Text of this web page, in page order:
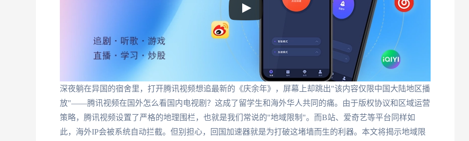
深夜躺在异国的宿舍里，打开腾讯视频想追最新的《庆余年》，屏幕上却跳出"该内容仅限中国大陆地区播
放"——腾讯视频在国外怎么看国内电视剧？这成了留学生和海外华人共同的痛。由于版权协议和区域运营
策略，腾讯视频设置了严格的地理围栏，也就是我们常说的"地域限制"。而B站、爱奇艺等平台同样如
此，海外IP会被系统自动拦截。但别担心，回国加速器就是为打破这堵墙而生的利器。本文将揭示地域限